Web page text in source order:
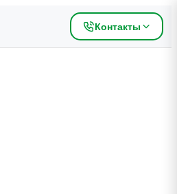
Контакты